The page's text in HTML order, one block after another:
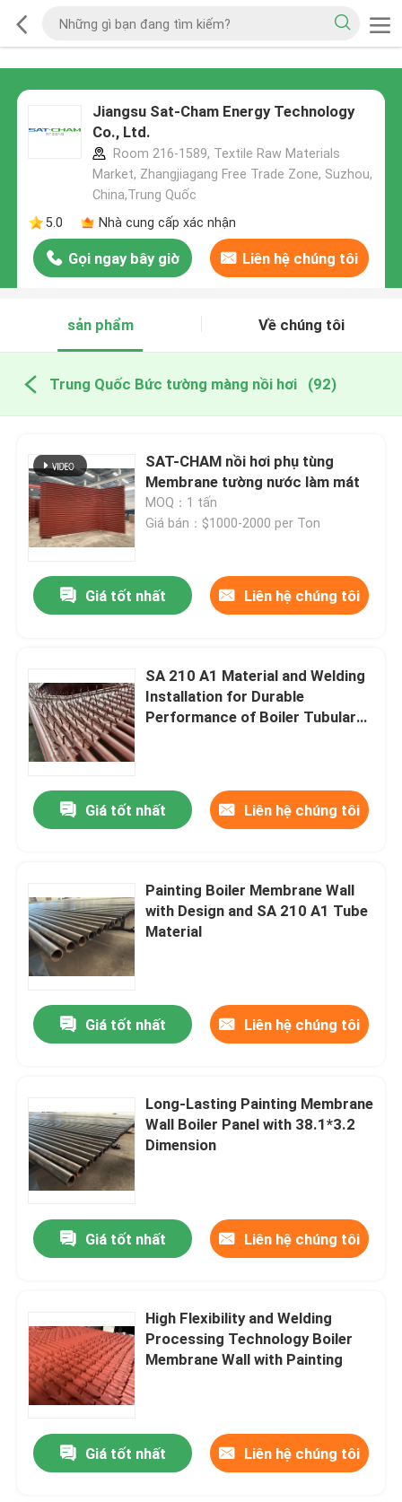
Jiangsu Sat-Cham Energy Technology
Co., Ltd.
Room 216-1589, Textile Raw Materials
Market, Zhangjiagang Free Trade Zone, Suzhou,
China,Trung Quốc
5.0
Nhà cung cấp xác nhận
Gọi ngay bây giờ Liên hệ chúng tôi
sản phẩm Về chúng tôi
Trung Quốc Bức tường màng nồi hơi (92)
SAT-CHAM nồi hơi phụ tùng
Membrane tường nước làm mát
MOQ：1 tấn
Giá bán：$1000-2000 per Ton
Giá tốt nhất Liên hệ chúng tôi
SA 210 A1 Material and Welding
Installation for Durable
Performance of Boiler Tubular
Giá tốt nhất Liên hệ chúng tôi
Painting Boiler Membrane Wall
with Design and SA 210 A1 Tube
Material
Giá tốt nhất Liên hệ chúng tôi
Long-Lasting Painting Membrane
Wall Boiler Panel with 38.1*3.2
Dimension
Giá tốt nhất Liên hệ chúng tôi
High Flexibility and Welding
Processing Technology Boiler
Membrane Wall with Painting
Giá tốt nhất Liên hệ chúng tôi